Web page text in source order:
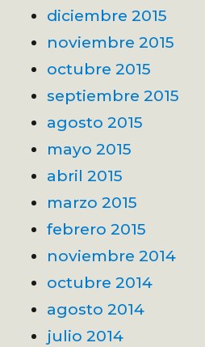
diciembre 2015
noviembre 2015
octubre 2015
septiembre 2015
agosto 2015
mayo 2015
abril 2015
marzo 2015
febrero 2015
noviembre 2014
octubre 2014
agosto 2014
julio 2014